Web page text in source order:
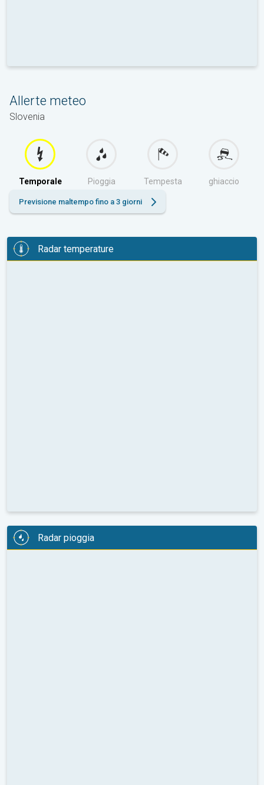
Allerte meteo
Slovenia
Temporale Pioggia Tempesta ghiaccio
Previsione maltempo fino a 3 giorni
Radar temperature
Radar pioggia